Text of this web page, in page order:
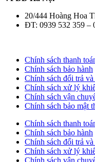
20/444 Hoàng Hoa
ĐT: 0939 532 359 –
Chính sách thanh
Chính sách bảo hành
Chính sách đổi trả và
Chính sách xử lý
Chính sách vận
Chính sách bảo mật
Chính sách thanh
Chính sách bảo hành
Chính sách đổi trả và
Chính sách xử lý
Chính sách vận